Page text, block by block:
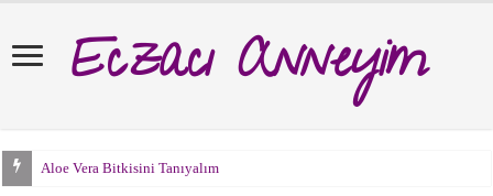
Eczacı Anneyim
Aloe Vera Bitkisini Tanıyalım